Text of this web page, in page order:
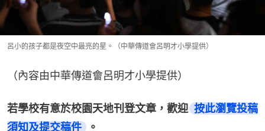
呂小的孩子都是夜空中最亮的星。（中華傳道會呂明才小學提供）
（內容由中華傳道會呂明才小學提供）
若學校有意於校園天地刊登文章，歡迎 按此瀏覽投稿
須知及提交稿件
。